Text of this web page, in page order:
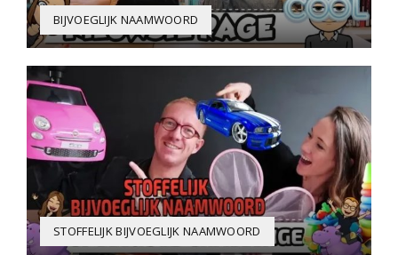
BIJVOEGLIJK NAAMWOORD
STOFFELIJK BIJVOEGLIJK NAAMWOORD